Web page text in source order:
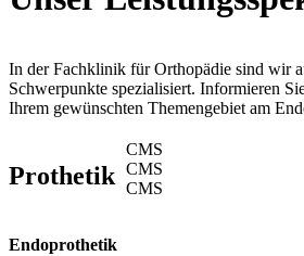
In der Fachklinik für Orthopädie sind wir
Schwerpunkte spezialisiert. Informieren
Ihrem gewünschten Themengebiet am
Prothetik
Endoprothetik
CMS
CMS
CMS